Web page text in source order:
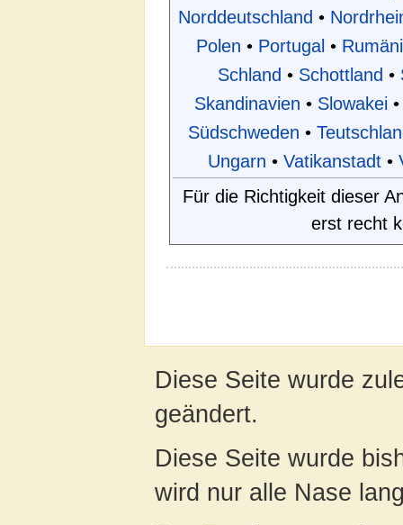
Norddeutschland •
Polen • Portugal •
Schland • Schottland •
Skandinavien • Slowakei •
Südschweden •
Ungarn • Vatikanstadt •
Für die Richtigkeit dieser
erst recht
Diese Seite wurde
geändert.
Diese Seite wurde
wird nur alle Nase